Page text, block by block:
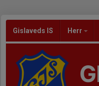
Gislaveds IS Herr